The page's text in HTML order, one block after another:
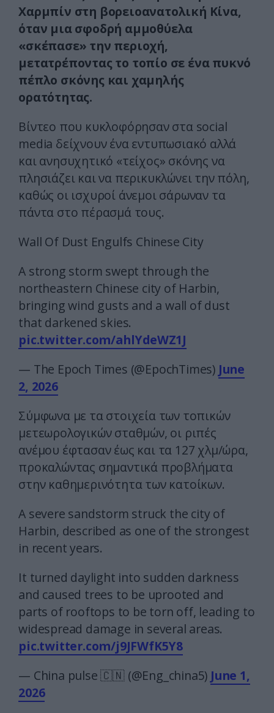
Χαρμπίν στη βορειοανατολική Κίνα,
όταν μια σφοδρή αμμοθύελα
«σκέπασε» την περιοχή,
μετατρέποντας το τοπίο σε ένα πυκνό
πέπλο σκόνης και χαμηλής
ορατότητας.
Βίντεο που κυκλοφόρησαν στα social
media δείχνουν ένα εντυπωσιακό αλλά
και ανησυχητικό «τείχος» σκόνης να
πλησιάζει και να περικυκλώνει την πόλη,
καθώς οι ισχυροί άνεμοι σάρωναν τα
πάντα στο πέρασμά τους.
Wall Of Dust Engulfs Chinese City
A strong storm swept through the
northeastern Chinese city of Harbin,
bringing wind gusts and a wall of dust
that darkened skies.
pic.twitter.com/ahlYdeWZ1J
— The Epoch Times (@EpochTimes) June
2, 2026
Σύμφωνα με τα στοιχεία των τοπικών
μετεωρολογικών σταθμών, οι ριπές
ανέμου έφτασαν έως και τα 127 χλμ/ώρα,
προκαλώντας σημαντικά προβλήματα
στην καθημερινότητα των κατοίκων.
A severe sandstorm struck the city of
Harbin, described as one of the strongest
in recent years.
It turned daylight into sudden darkness
and caused trees to be uprooted and
parts of rooftops to be torn off, leading to
widespread damage in several areas.
pic.twitter.com/j9JFWfK5Y8
— China pulse 🇨🇳 (@Eng_china5) June 1,
2026